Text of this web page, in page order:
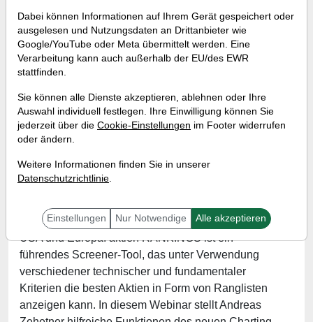
Live-Screening mit dem neuen
Charting-Tool
Referent:
Andreas Zehetner
und Scan-Funktionen zu über 12.000 Aktien aus den
USA und Europa. aktien RANKINGS ist ein
führendes Screener-Tool, das unter Verwendung
verschiedener technischer und fundamentaler
Kriterien die besten Aktien in Form von Ranglisten
anzeigen kann. In diesem Webinar stellt Andreas
Dabei können Informationen auf Ihrem Gerät gespeichert oder
ausgelesen und Nutzungsdaten an Drittanbieter wie
Google/YouTube oder Meta übermittelt werden. Eine
Verarbeitung kann auch außerhalb der EU/des EWR
stattfinden.
Sie können alle Dienste akzeptieren, ablehnen oder Ihre
Auswahl individuell festlegen. Ihre Einwilligung können Sie
jederzeit über die Cookie-Einstellungen im Footer widerrufen
oder ändern.
Weitere Informationen finden Sie in unserer
Datenschutzrichtlinie.
Einstellungen Nur Notwendige Alle akzeptieren